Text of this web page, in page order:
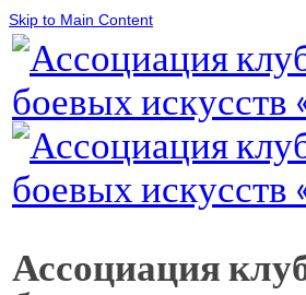
Skip to Main Content
Ассоциация